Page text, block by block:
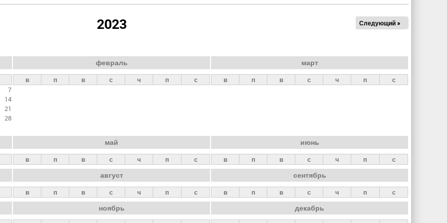
2023 Следующий »
7
14
21
28
февраль
в п в с ч п с
март
в п в с ч п с
май
в п в с ч п с
июнь
в п в с ч п с
август
в п в с ч п с
сентябрь
в п в с ч п с
ноябрь декабрь